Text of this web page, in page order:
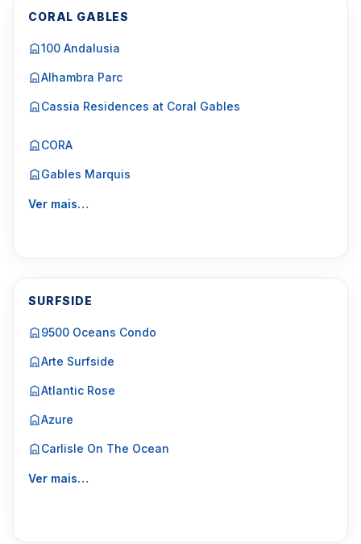
CORAL GABLES
100 Andalusia
Alhambra Parc
Cassia Residences at Coral Gables
CORA
Gables Marquis
Ver mais…
SURFSIDE
9500 Oceans Condo
Arte Surfside
Atlantic Rose
Azure
Carlisle On The Ocean
Ver mais…